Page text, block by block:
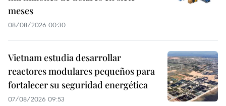
meses
08/08/2026 00:30
Vietnam estudia desarrollar
reactores modulares pequeños para
fortalecer su seguridad energética
07/08/2026 09:53